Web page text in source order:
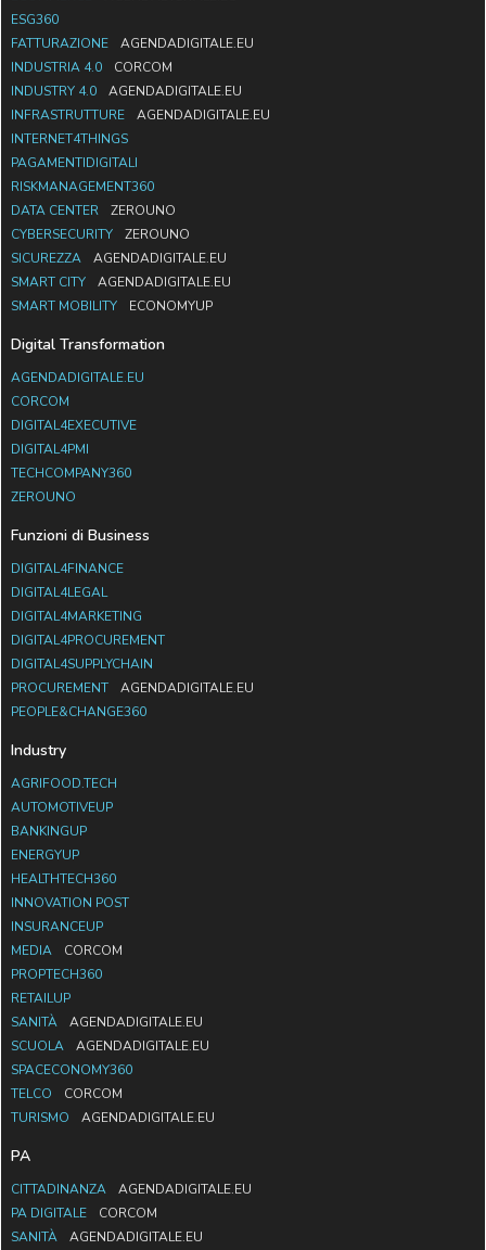
ESG360
FATTURAZIONE
AGENDADIGITALE.EU
INDUSTRIA 4.0
CORCOM
INDUSTRY 4.0
AGENDADIGITALE.EU
INFRASTRUTTURE
AGENDADIGITALE.EU
INTERNET4THINGS
PAGAMENTIDIGITALI
RISKMANAGEMENT360
DATA CENTER
ZEROUNO
CYBERSECURITY
ZEROUNO
SICUREZZA
AGENDADIGITALE.EU
SMART CITY
AGENDADIGITALE.EU
SMART MOBILITY
ECONOMYUP
Digital Transformation
AGENDADIGITALE.EU
CORCOM
DIGITAL4EXECUTIVE
DIGITAL4PMI
TECHCOMPANY360
ZEROUNO
Funzioni di Business
DIGITAL4FINANCE
DIGITAL4LEGAL
DIGITAL4MARKETING
DIGITAL4PROCUREMENT
DIGITAL4SUPPLYCHAIN
PROCUREMENT
AGENDADIGITALE.EU
PEOPLE&CHANGE360
Industry
AGRIFOOD.TECH
AUTOMOTIVEUP
BANKINGUP
ENERGYUP
HEALTHTECH360
INNOVATION POST
INSURANCEUP
MEDIA
CORCOM
PROPTECH360
RETAILUP
SANITÀ
AGENDADIGITALE.EU
SCUOLA
AGENDADIGITALE.EU
SPACECONOMY360
TELCO
CORCOM
TURISMO
AGENDADIGITALE.EU
PA
CITTADINANZA
AGENDADIGITALE.EU
PA DIGITALE
CORCOM
SANITÀ
AGENDADIGITALE.EU